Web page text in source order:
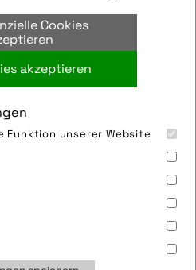
Cookies
akzeptieren
Funktion unserer Website
Recherche: